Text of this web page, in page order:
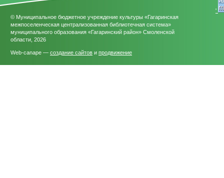
© Муниципальное бюджетное учреждение культуры «Гагаринская
межпоселенческая централизованная библиотечная система»
муниципального образования «Гагаринский район» Смоленской
области, 2026
Web-canape — создание сайтов и продвижение
'